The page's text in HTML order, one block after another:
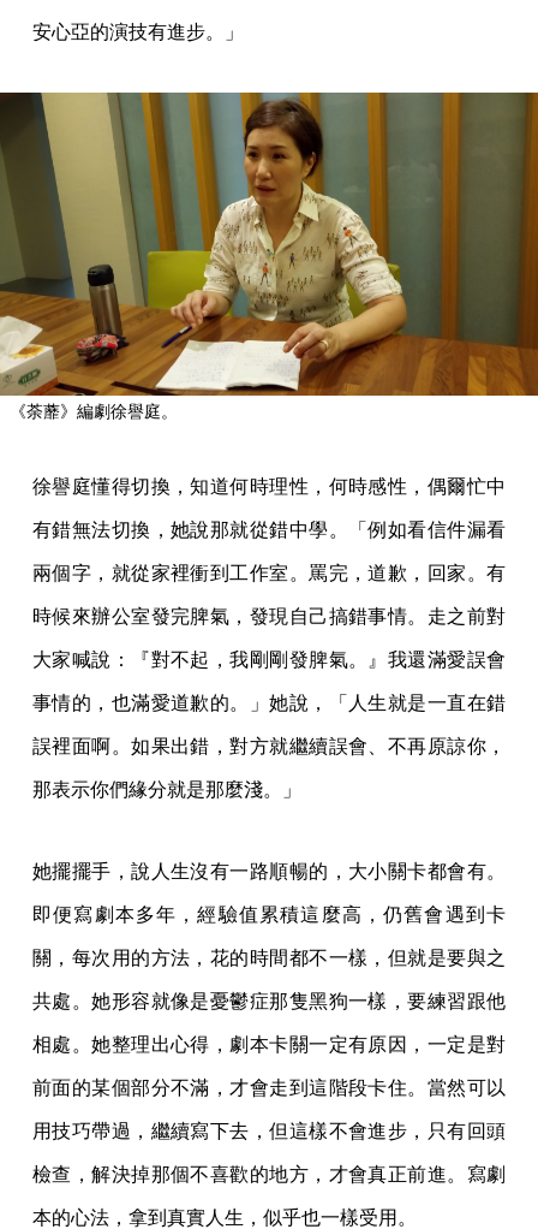
安心亞的演技有進步。」
《荼蘼》編劇徐譽庭。
徐譽庭懂得切換，知道何時理性，何時感性，偶爾忙中
有錯無法切換，她說那就從錯中學。「例如看信件漏看
兩個字，就從家裡衝到工作室。罵完，道歉，回家。有
時候來辦公室發完脾氣，發現自己搞錯事情。走之前對
大家喊說：『對不起，我剛剛發脾氣。』我還滿愛誤會
事情的，也滿愛道歉的。」她說，「人生就是一直在錯
誤裡面啊。如果出錯，對方就繼續誤會、不再原諒你，
那表示你們緣分就是那麼淺。」
她擺擺手，說人生沒有一路順暢的，大小關卡都會有。
即便寫劇本多年，經驗值累積這麼高，仍舊會遇到卡
關，每次用的方法，花的時間都不一樣，但就是要與之
共處。她形容就像是憂鬱症那隻黑狗一樣，要練習跟他
相處。她整理出心得，劇本卡關一定有原因，一定是對
前面的某個部分不滿，才會走到這階段卡住。當然可以
用技巧帶過，繼續寫下去，但這樣不會進步，只有回頭
檢查，解決掉那個不喜歡的地方，才會真正前進。寫劇
本的心法，拿到真實人生，似乎也一樣受用。